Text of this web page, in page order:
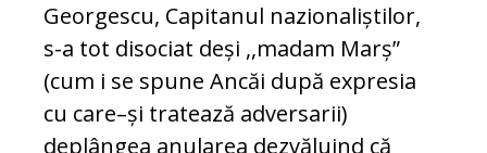
Georgescu, Capitanul nazionaliștilor,
s-a tot disociat deși ,,madam Marș”
(cum i se spune Ancăi după expresia
cu care–și tratează adversarii)
deplângea anularea dezvăluind că